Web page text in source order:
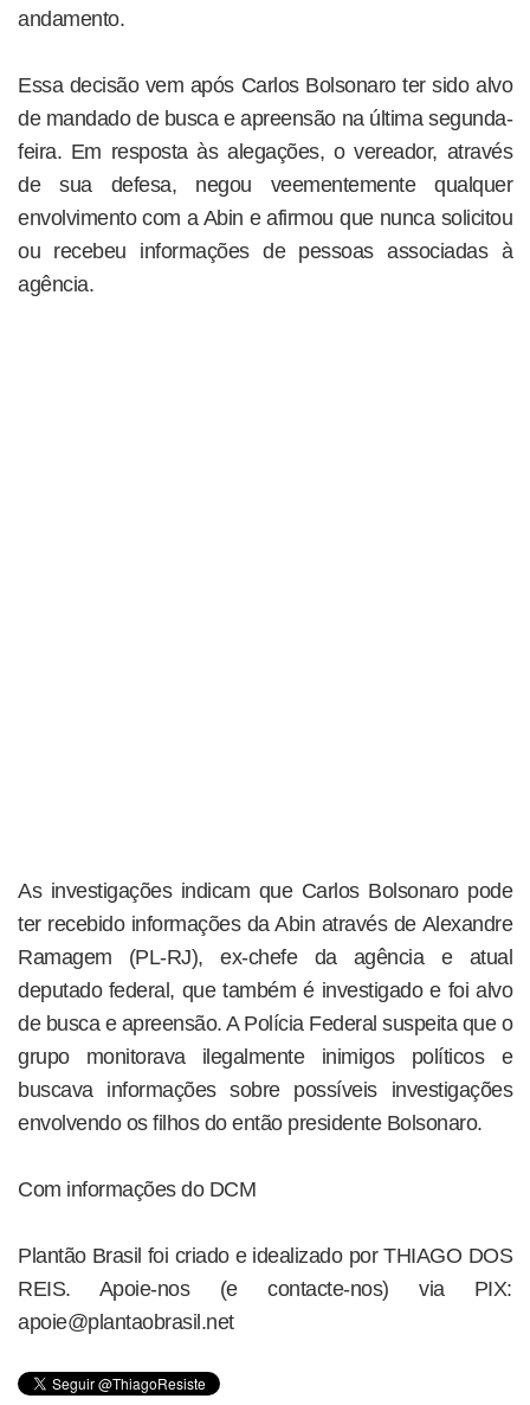
andamento.
Essa decisão vem após Carlos Bolsonaro ter sido alvo
de mandado de busca e apreensão na última segunda-
feira. Em resposta às alegações, o vereador, através
de sua defesa, negou veementemente qualquer
envolvimento com a Abin e afirmou que nunca solicitou
ou recebeu informações de pessoas associadas à
agência.
As investigações indicam que Carlos Bolsonaro pode
ter recebido informações da Abin através de Alexandre
Ramagem (PL-RJ), ex-chefe da agência e atual
deputado federal, que também é investigado e foi alvo
de busca e apreensão. A Polícia Federal suspeita que o
grupo monitorava ilegalmente inimigos políticos e
buscava informações sobre possíveis investigações
envolvendo os filhos do então presidente Bolsonaro.
Com informações do DCM
Plantão Brasil foi criado e idealizado por THIAGO DOS
REIS. Apoie-nos (e contacte-nos) via PIX:
apoie@plantaobrasil.net